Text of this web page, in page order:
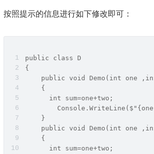
按照提示的信息进行如下修改即可：
public class D
{
public void Demo(int one
    {
      int sum=one+two;
    }
public void Demo(int one
    {
      int sum=one+two;